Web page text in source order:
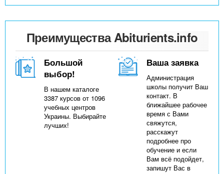
Преимущества Abiturients.info
Большой
выбор!
В нашем каталоге
3387 курсов от 1096
учебных центров
Украины. Выбирайте
лучших!
Ваша заявка
Администрация
школы получит Ваш
контакт. В
ближайшее рабочее
время с Вами
свяжутся,
расскажут
подробнее про
обучение и если
Вам всё подойдет,
запишут Вас в